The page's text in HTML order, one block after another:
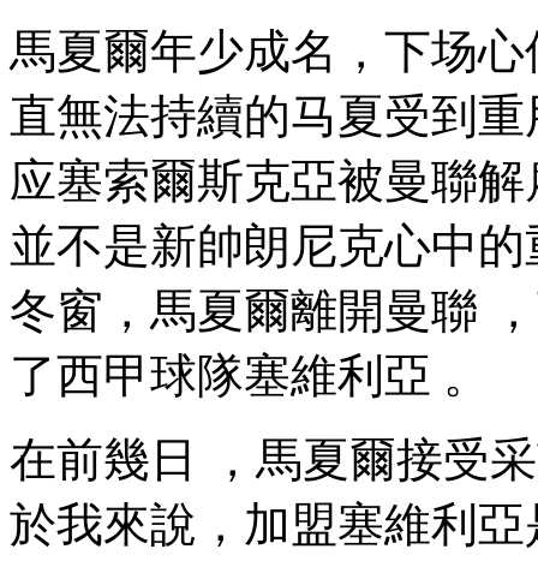
馬夏爾年少成名 ，下场
直無法持續的马夏受到重用
应塞索爾斯克亞被曼聯解雇
並不是新帥朗尼克心中的
冬窗，馬夏爾離開曼聯
了西甲球隊塞維利亞 。
在前幾日 ，馬夏爾接受
於我來說，加盟塞維